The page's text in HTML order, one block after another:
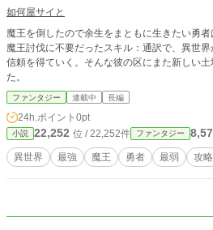
如何屋サイと
魔王を倒したので余生をまともに生きたい勇
魔王討伐に不要だったスキル：通訳で、異世
信頼を得ていく。そんな彼の区にまた新しい
た。
ファンタジー 連載中 長編
24h.ポイント 0pt
小説 22,252 位 / 22,252件 ファンタジー
異世界 最強 魔王 勇者 最弱 攻略